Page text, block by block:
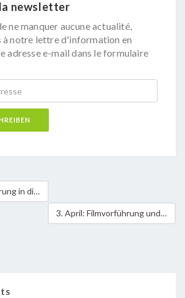
newsletter
ne manquer aucune actualité,
à notre lettre d'information en
adresse e-mail dans le formulaire
am 17. & 18. Mai
3. April: Filmvorführung und Diskussion im Ciné Scala in Diekirch!